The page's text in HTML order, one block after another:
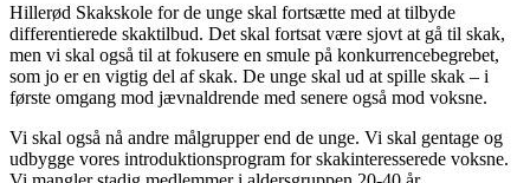
Hillerød Skakskole for de unge skal fortsætte med at tilbyde
differentierede skaktilbud. Det skal fortsat være sjovt at gå til skak,
men vi skal også til at fokusere en smule på konkurrencebegrebet,
som jo er en vigtig del af skak. De unge skal ud at spille skak – i
første omgang mod jævnaldrende med senere også mod voksne.
Vi skal også nå andre målgrupper end de unge. Vi skal gentage og
udbygge vores introduktionsprogram for skakinteresserede voksne.